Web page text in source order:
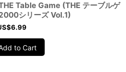
Table Game (THE テーブルゲ
シリーズ Vol.1)
6.99
to Cart